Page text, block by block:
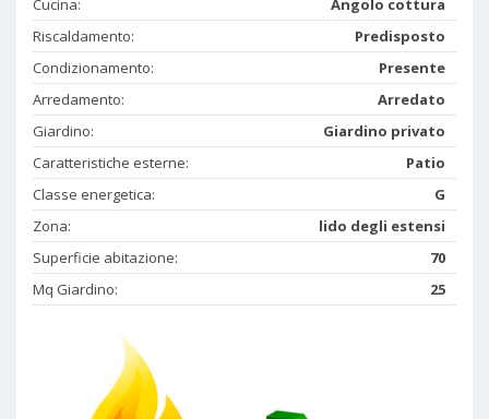
Cucina:
Angolo cottura
Riscaldamento:
Predisposto
Condizionamento:
Presente
Arredamento:
Arredato
Giardino:
Giardino privato
Caratteristiche esterne:
Patio
Classe energetica:
G
Zona:
lido degli estensi
Superficie abitazione:
70
Mq Giardino:
25